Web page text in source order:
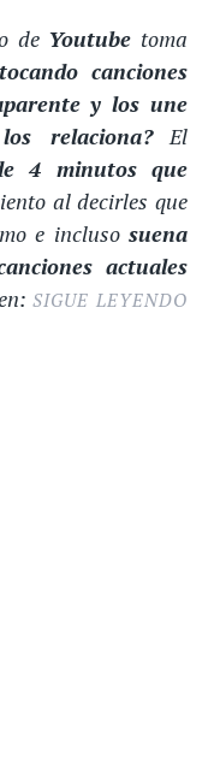
de Youtube toma
canciones
y los une
relaciona?El
4 minutos que
al decirles que
e incluso suena
actuales
SIGUE LEYENDO